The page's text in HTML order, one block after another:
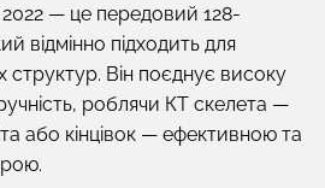
— це передовий 128-
відмінно підходить для
структур. Він поєднує високу
роблячи КТ скелета —
або кінцівок — ефективною та